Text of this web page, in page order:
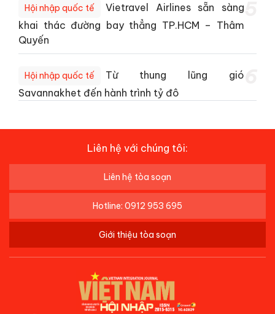
Hội nhập quốc tế
Vietravel Airlines sẵn sàng
khai thác đường bay thẳng TP.HCM – Thâm
Quyến
Hội nhập quốc tế
Từ thung lũng gió
Savannakhet đến hành trình tỷ đô
Liên hệ với chúng tôi:
Liên hệ tòa soạn
Hotline: 0912 953 695
Giới thiệu tòa soạn